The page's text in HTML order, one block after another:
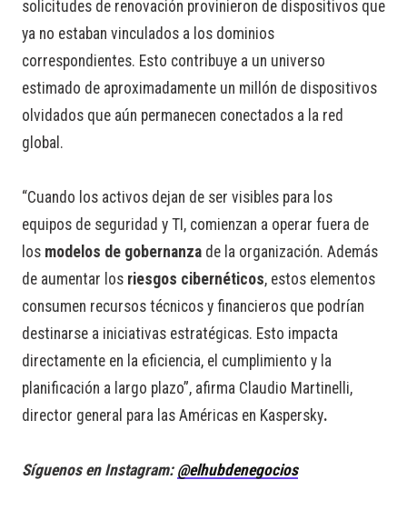
solicitudes de renovación provinieron de dispositivos que
ya no estaban vinculados a los dominios
correspondientes. Esto contribuye a un universo
estimado de aproximadamente un millón de dispositivos
olvidados que aún permanecen conectados a la red
global.
“Cuando los activos dejan de ser visibles para los
equipos de seguridad y TI, comienzan a operar fuera de
los modelos de gobernanza de la organización. Además
de aumentar los riesgos cibernéticos, estos elementos
consumen recursos técnicos y financieros que podrían
destinarse a iniciativas estratégicas. Esto impacta
directamente en la eficiencia, el cumplimiento y la
planificación a largo plazo”, afirma Claudio Martinelli,
director general para las Américas en Kaspersky.
Síguenos en Instagram: @elhubdenegocios